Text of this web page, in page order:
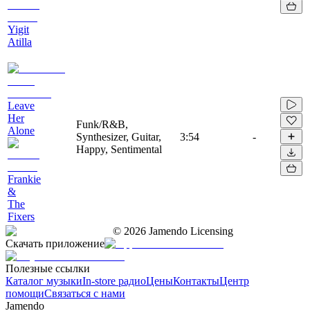
Yigit
Atilla
Leave
Her
Alone
Frankie
&
The
Fixers
Funk/R&B,
Synthesizer, Guitar,
Happy, Sentimental
3:54 -
© 2026 Jamendo Licensing
Скачать приложение
Полезные ссылки
Каталог музыкиIn-store радиоЦеныКонтактыЦентр
помощиСвязаться с нами
Jamendo